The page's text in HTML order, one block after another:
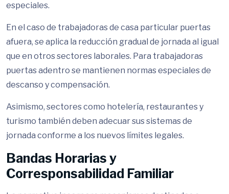
especiales.
En el caso de trabajadoras de casa particular puertas
afuera, se aplica la reducción gradual de jornada al igual
que en otros sectores laborales. Para trabajadoras
puertas adentro se mantienen normas especiales de
descanso y compensación.
Asimismo, sectores como hotelería, restaurantes y
turismo también deben adecuar sus sistemas de
jornada conforme a los nuevos límites legales.
Bandas Horarias y
Corresponsabilidad Familiar